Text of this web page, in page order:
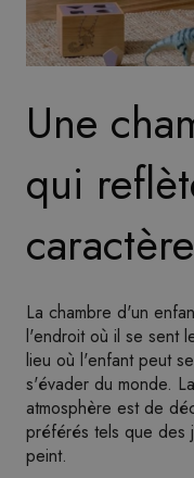
Une
qui
La chambre d'un
l'endroit où il se sent
lieu où l'enfant peut
s'évader du monde.
atmosphère est de
préférés tels que des
peint.